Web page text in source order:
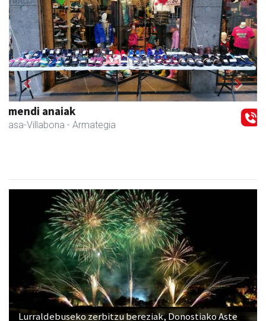
Fleming Herri Eskola
Amasa-Villabona - Hezkuntza
Previous Next
Lurraldebuseko zerbitzu bereziak, Donostiako Aste